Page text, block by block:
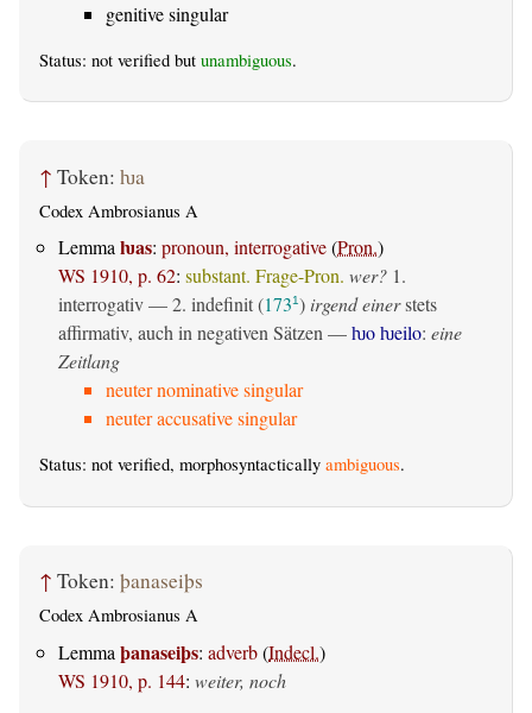
genitive singular
Status: not verified but unambiguous.
↑ Token: ƕa
Codex Ambrosianus A
Lemmaƕas: pronoun, interrogative(Pron.)
WS 1910, p. 62: substant. Frage-Pron. wer? 1.
interrogativ— 2. indefinit(1731) irgend einerstets
affirmativ, auch in negativen Sätzen —ƕo ƕeilo: eine
Zeitlang
neuter nominative singular
neuter accusative singular
Status: not verified, morphosyntactically ambiguous.
↑ Token: þanaseiþs
Codex Ambrosianus A
Lemma þanaseiþs: adverb(Indecl.)
WS 1910, p. 144: weiter, noch